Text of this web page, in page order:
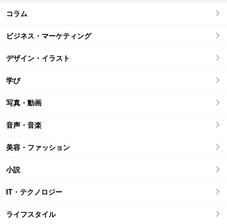
コラム
ビジネス・マーケティング
デザイン・イラスト
学び
写真・動画
音声・音楽
美容・ファッション
小説
IT・テクノロジー
ライフスタイル